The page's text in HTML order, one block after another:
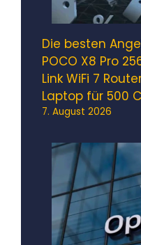
Die besten
POCO X8 Pro
Link WiFi 7
Laptop für 500
7. August 2026